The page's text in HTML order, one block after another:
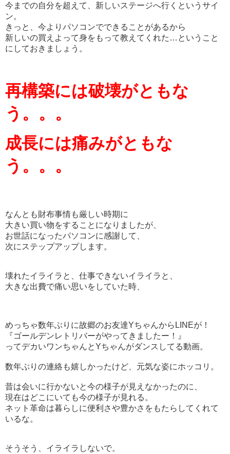
今までの自分を超えて、新しいステージへ行くという サイ
ン。
きっと、今よりパソコンでできることがあるから
新しいの買えよって身をもって教えてくれた…ということ
にしておきましょう。
再構築には破壊がともな
う。。。
成長には痛みがともな
う。。。
なんとも財布事情も厳しい時期に
大きい買い物をすることになりましたが、
お世話になったパソコンに感謝して、
次にステップアップします。
壊れたイライラと、 仕事できないイライラと、
大きな出費で痛い思いをしていた時、
めっちゃ数年ぶりに故郷のお友達Yちゃんから LINEが！
『ゴールデンレトリバーがやってきましたー！』
ってデカいワンちゃんとYちゃんがダンスしてる動画。
数年ぶりの連絡も嬉しかったけど、元気な姿にホッコリ。
昔は会いに行かないと今の様子が見えなかったのに、
現在はどこにいても今の様子が見れる。
ネット革命は暮らしに便利さや豊かさをもたらしてくれて
いるな。
そうそう、イライラしないで。